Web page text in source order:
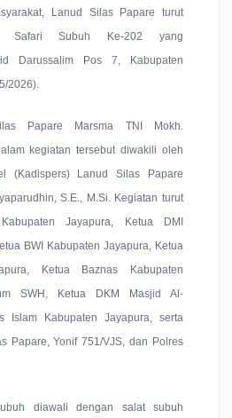
Lanud Silas Papare turut
Safari Subuh Ke-202 yang
Darussalim Pos 7, Kabupaten
2026).
Papare Marsma TNI Mokh.
kegiatan tersebut diwakili oleh
(Kadispers) Lanud Silas Papare
S.E., M.Si. Kegiatan turut
Jayapura, Ketua DMI
BWI Kabupaten Jayapura, Ketua
Ketua Baznas Kabupaten
SWH, Ketua DKM Masjid Al-
Islam Kabupaten Jayapura, serta
Papare, Yonif 751/VJS, dan Polres
diawali dengan salat subuh